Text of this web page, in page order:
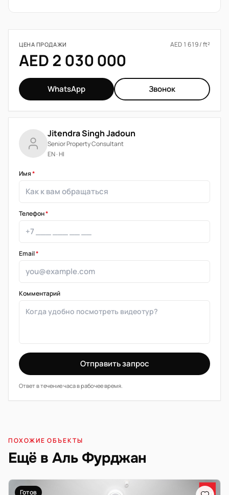
ЦЕНА ПРОДАЖИ AED 1 619 / ft²
AED 2 030 000
WhatsApp Звонок
Jitendra Singh Jadoun
Senior Property Consultant
EN · HI
Имя*
Телефон*
Email*
Комментарий
Отправить запрос
Ответ в течение часа в рабочее время.
ПОХОЖИЕ ОБЪЕКТЫ
Ещё в Аль Фурджан
Готов